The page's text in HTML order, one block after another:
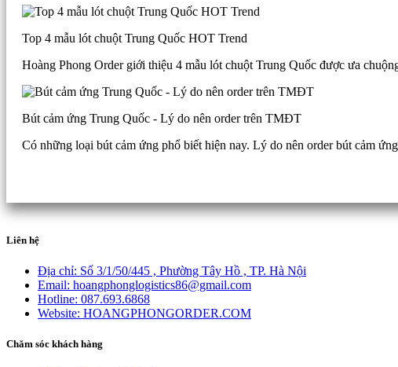
Top 4 mẫu lót chuột Trung Quốc HOT Trend
Hoàng Phong Order giới thiệu 4 mẫu lót chuột Trung Quốc được ưa
Bút cảm ứng Trung Quốc - Lý do nên order trên TMĐT
Có những loại bút cảm ứng phổ biết hiện nay. Lý do nên order bút cảm
Liên hệ
Địa chỉ: Số 3/1/50/445 , Phường Tây Hồ , TP. Hà Nội
Email: hoangphonglogistics86@gmail.com
Hotline: 087.693.6868
Website: HOANGPHONGORDER.COM
Chăm sóc khách hàng